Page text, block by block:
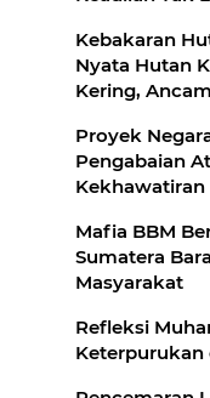
Kebakaran
Nyata Hutan
Kering,
Proyek
Pengabaian
Kekhawatiran
Mafia BBM
Sumatera
Masyarakat
Refleksi
Keterpurukan